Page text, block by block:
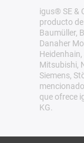
igus® SE &
producto de
Baumüller,
Danaher
Heidenhain,
Mitsubishi,
Siemens,
que ofrece
KG.